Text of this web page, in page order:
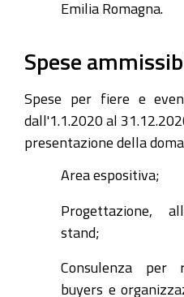
Emilia Romagna.
Spese
Spese per fiere e
dall'1.1.2020 al
presentazione della
Area espositiva;
Progettazione,
stand;
Consulenza per
buyers e